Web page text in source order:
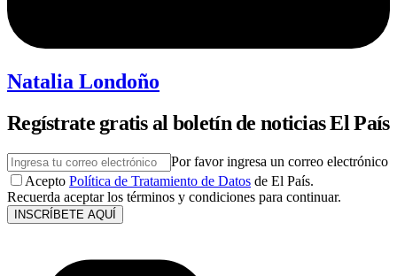
Natalia Londoño
Regístrate gratis al boletín de noticias El País
Por favor ingresa un correo electrónico
Acepto Política de Tratamiento de Datos de El País.
Recuerda aceptar los términos y condiciones para continuar.
INSCRÍBETE AQUÍ